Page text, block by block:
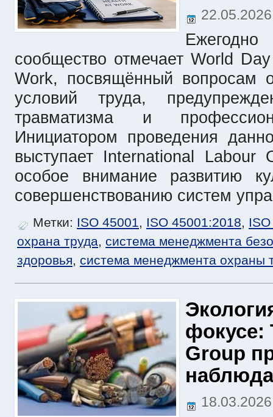
сообщество отмечает World
Work, посвящённый вопросам
условий труда,
травматизма и
Инициатором проведения
выступает International Labour
особое внимание развитию
совершенствованию систем
Метки: ISO 45001, ISO 45001:2018,
охрана труда, система менеджмента
здоровья, система менеджмента охраны
фокусе:
Group